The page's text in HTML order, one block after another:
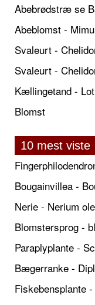
Abebrødstræ se
Abeblomst -
Svaleurt -
Svaleurt -
Kællingetand -
Blomst
10 mest viste
Bougainvillea -
Nerie - Nerium
Blomstersprog -
Paraplyplante -
Bægerranke -
Fiskebensplante